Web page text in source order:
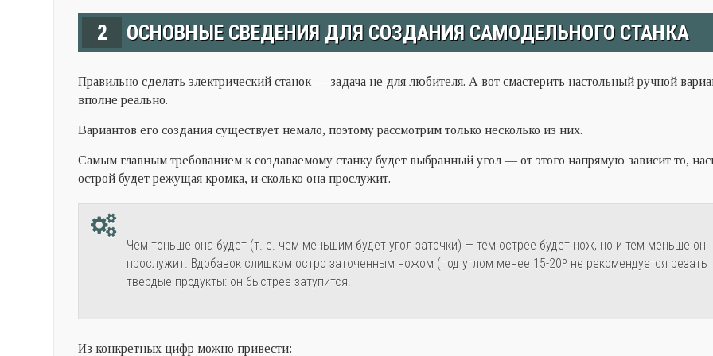
2 ОСНОВНЫЕ СВЕДЕНИЯ ДЛЯ СОЗДАНИЯ САМОДЕЛЬНОГО СТАНКА
Правильно сделать электрический станок — задача не для любителя. А вот смастерить настольный ручной
вполне реально.
Вариантов его создания существует немало, поэтому рассмотрим только несколько из них.
Самым главным требованием к создаваемому станку будет выбранный угол — от этого напрямую зависит то,
острой будет режущая кромка, и сколько она прослужит.
Чем тоньше она будет (т. е. чем меньшим будет угол заточки) — тем острее будет нож, но и тем меньше он
прослужит. Вдобавок слишком остро заточенным ножом (под углом менее 15-20º не рекомендуется резать
твердые продукты: он быстрее затупится.
Из конкретных цифр можно привести: